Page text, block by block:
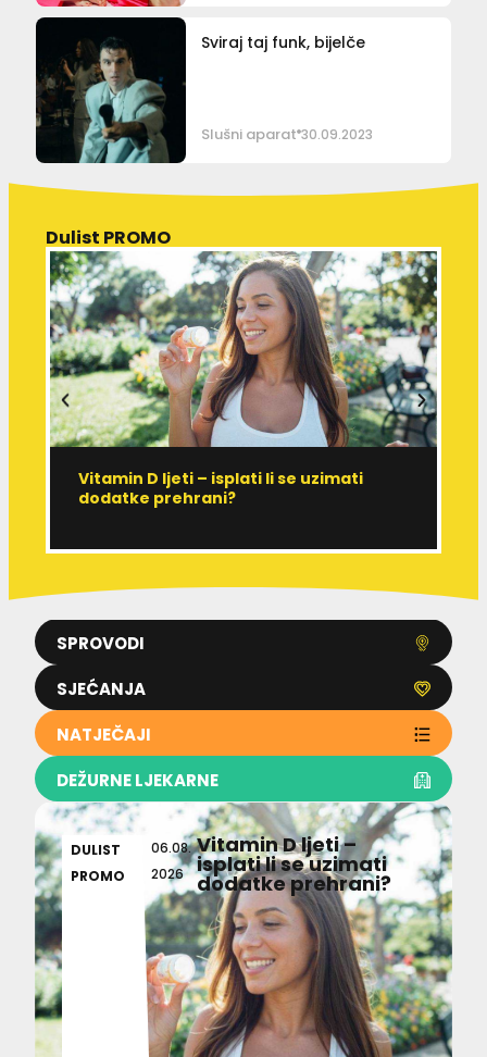
Sviraj taj funk, bijelče
Slušni aparat 30.09.2023
SPROVODI
SJEĆANJA
NATJEČAJI
DEŽURNE LJEKARNE
Dulist PROMO
Vitamin D ljeti – isplati li se uzimati
dodatke prehrani?
DULIST
PROMO
06.08.
2026
Vitamin D ljeti –
isplati li se uzimati
dodatke prehrani?